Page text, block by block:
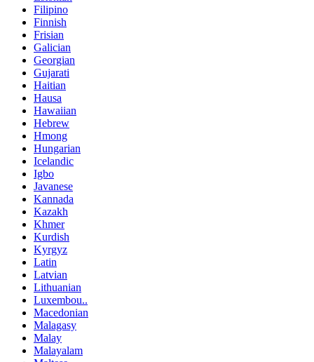
Filipino
Finnish
Frisian
Galician
Georgian
Gujarati
Haitian
Hausa
Hawaiian
Hebrew
Hmong
Hungarian
Icelandic
Igbo
Javanese
Kannada
Kazakh
Khmer
Kurdish
Kyrgyz
Latin
Latvian
Lithuanian
Luxembou..
Macedonian
Malagasy
Malay
Malayalam